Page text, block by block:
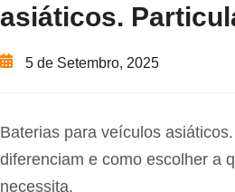
asiáticos.
5 de Setembro, 2025
Baterias para veículos
diferenciam e como escolher a
necessita.